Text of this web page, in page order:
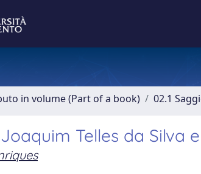
in volume (Part of a book) 02.1
Telles da Silva e